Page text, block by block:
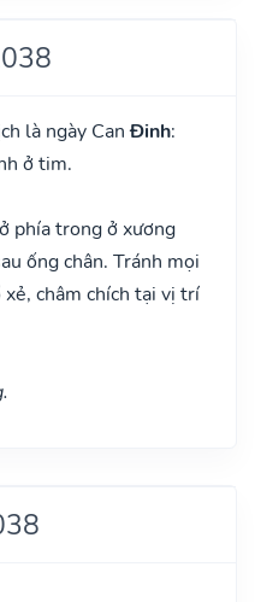
là ngày CanĐinh:
ở tim.
phía trong ở xương
ống chân. Tránh mọi
châm chích tại vị trí